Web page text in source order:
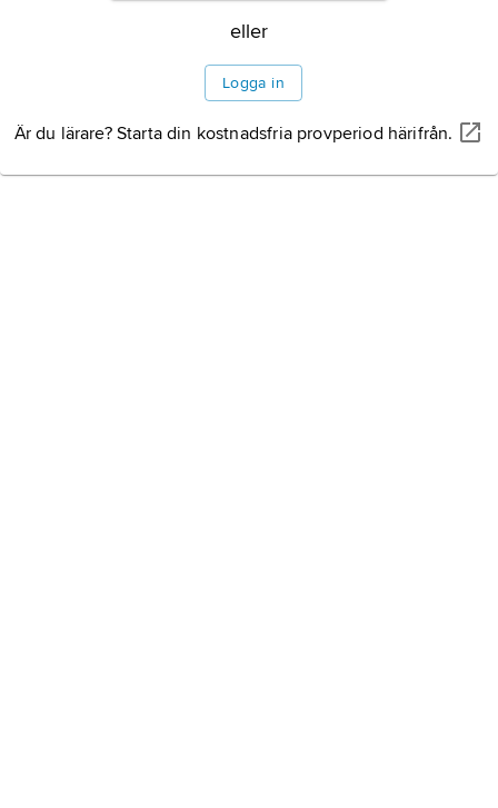
eller
Logga in
Är du lärare? Starta din kostnadsfria provperiod härifrån.